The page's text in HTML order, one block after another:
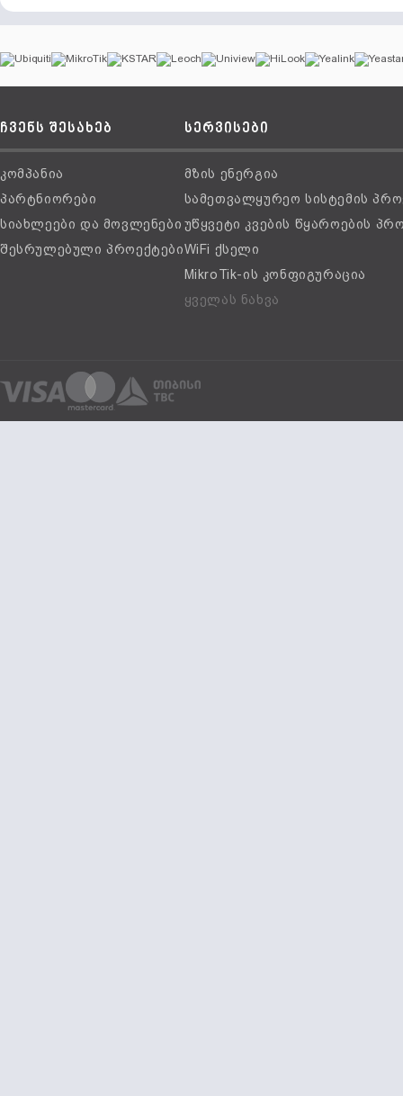
ჩვენს შესახებ
კომპანია
პარტნიორები
სიახლეები და მოვლენები
შესრულებული პროექტები
სერვისები
მზის ენერგია
სამეთვალყურეო სისტემის
უწყვეტი კვების წყაროების
WiFi ქსელი
MikroTik-ის კონფიგურაცია
ყველას ნახვა